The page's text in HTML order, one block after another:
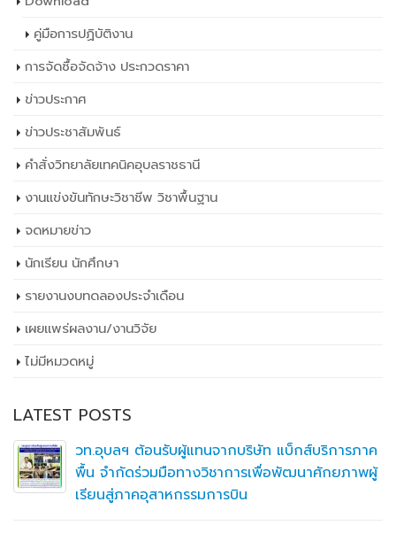
คู่มือการปฏิบัติงาน
การจัดซื้อจัดจ้าง ประกวดราคา
ข่าวประกาศ
ข่าวประชาสัมพันธ์
คำสั่งวิทยาลัยเทคนิคอุบลราชธานี
งานแข่งขันทักษะวิชาชีพ วิชาพื้นฐาน
จดหมายข่าว
นักเรียน นักศึกษา
รายงานงบทดลองประจำเดือน
เผยเเพร่ผลงาน/งานวิจัย
ไม่มีหมวดหมู่
LATEST POSTS
วท.อุบลฯ ต้อนรับผู้แทนจากบริษัท แบ็กส์บริการภาค
พื้น จำกัดร่วมมือทางวิชาการเพื่อพัฒนาศักยภาพผู้
เรียนสู่ภาคอุสาหกรรมการบิน